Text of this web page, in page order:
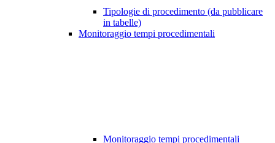
Tipologie di procedimento (da pubblicare
in tabelle)
Monitoraggio tempi procedimentali
Monitoraggio tempi procedimentali